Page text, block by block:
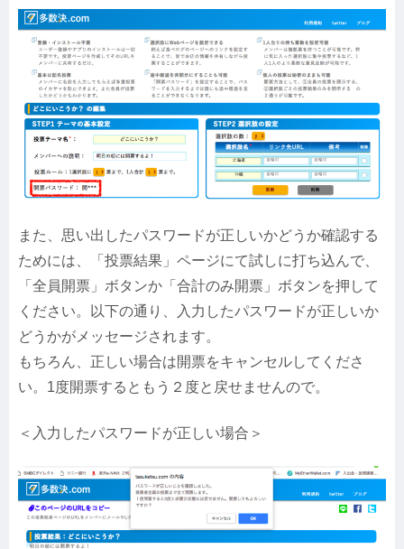
また、思い出したパスワードが正しいかどうか確認する
ためには、「投票結果」ページにて試しに打ち込んで、
「全員開票」ボタンか「合計のみ開票」ボタンを押して
ください。以下の通り、入力したパスワードが正しいか
どうかがメッセージされます。
もちろん、正しい場合は開票をキャンセルしてくださ
い。1度開票するともう２度と戻せませんので。
＜入力したパスワードが正しい場合＞